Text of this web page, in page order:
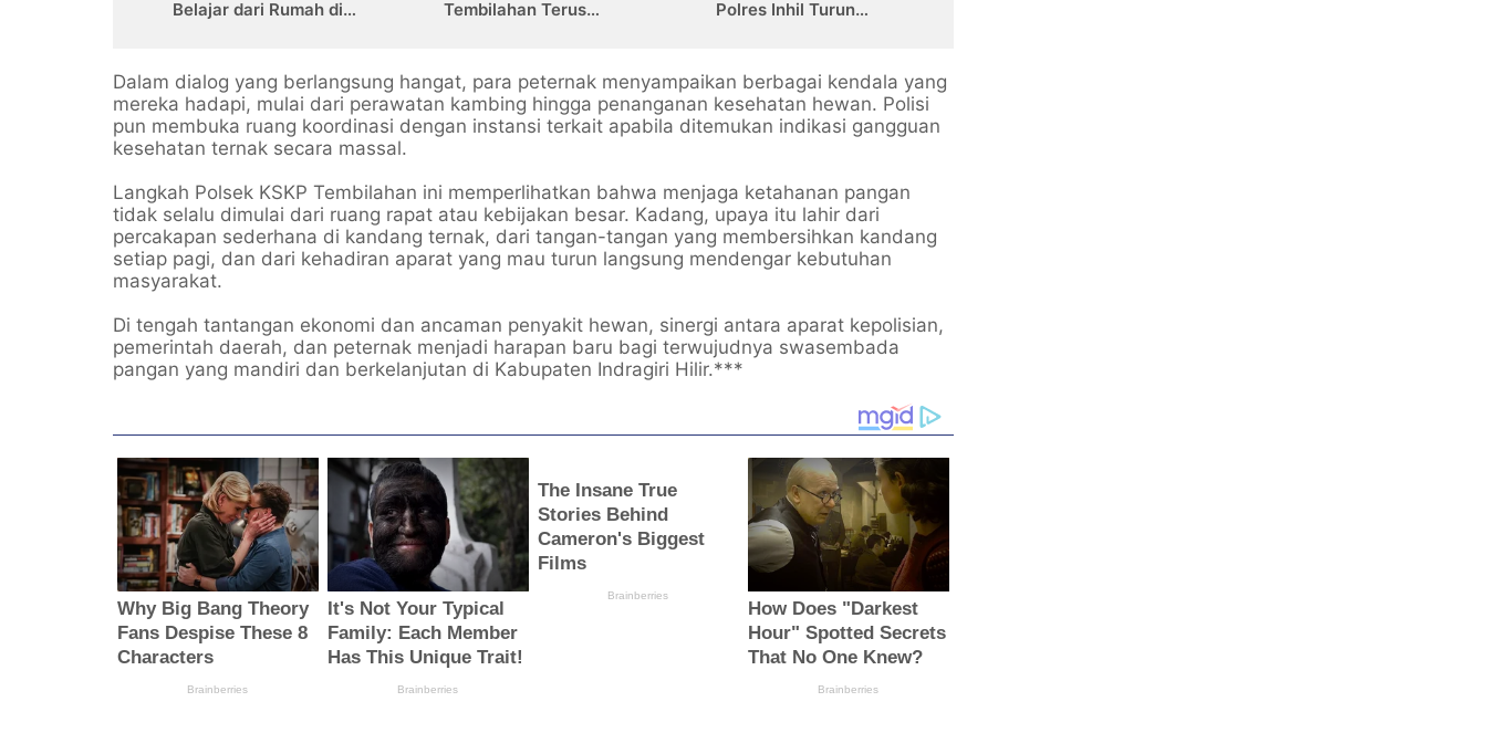
Belajar dari Rumah di
Tembilahan Terus
Polres Inhil Turun
Dalam dialog yang berlangsung hangat, para peternak menyampaikan berbagai kendala yang
mereka hadapi, mulai dari perawatan kambing hingga penanganan kesehatan hewan. Polisi
pun membuka ruang koordinasi dengan instansi terkait apabila ditemukan indikasi gangguan
kesehatan ternak secara massal.
Langkah Polsek KSKP Tembilahan ini memperlihatkan bahwa menjaga ketahanan pangan
tidak selalu dimulai dari ruang rapat atau kebijakan besar. Kadang, upaya itu lahir dari
percakapan sederhana di kandang ternak, dari tangan-tangan yang membersihkan kandang
setiap pagi, dan dari kehadiran aparat yang mau turun langsung mendengar kebutuhan
masyarakat.
Di tengah tantangan ekonomi dan ancaman penyakit hewan, sinergi antara aparat kepolisian,
pemerintah daerah, dan peternak menjadi harapan baru bagi terwujudnya swasembada
pangan yang mandiri dan berkelanjutan di Kabupaten Indragiri Hilir.***